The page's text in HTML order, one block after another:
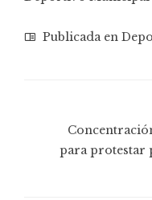
Publicada en
para protestar